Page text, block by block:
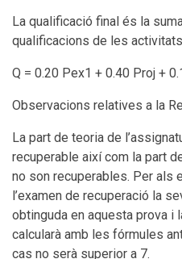
La qualificació final és la
qualificacions de les activitats
Q = 0.20 Pex1 + 0.40 Proj +
Observacions relatives a la
La part de teoria de
recuperable així com la part
no son recuperables. Per als
l’examen de recuperació la
obtinguda en aquesta prova i
calcularà amb les fórmules
cas no serà superior a 7.